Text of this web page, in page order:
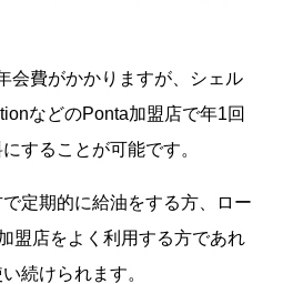
会費がかかりますが、シェル
などのPonta加盟店で年1回
することが可能です。
定期的に給油をする方、ロー
盟店をよく利用する方であれ
続けられます。